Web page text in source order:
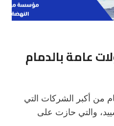
عامة بالدمام
من أكبر الشركات التي
والتي حازت على